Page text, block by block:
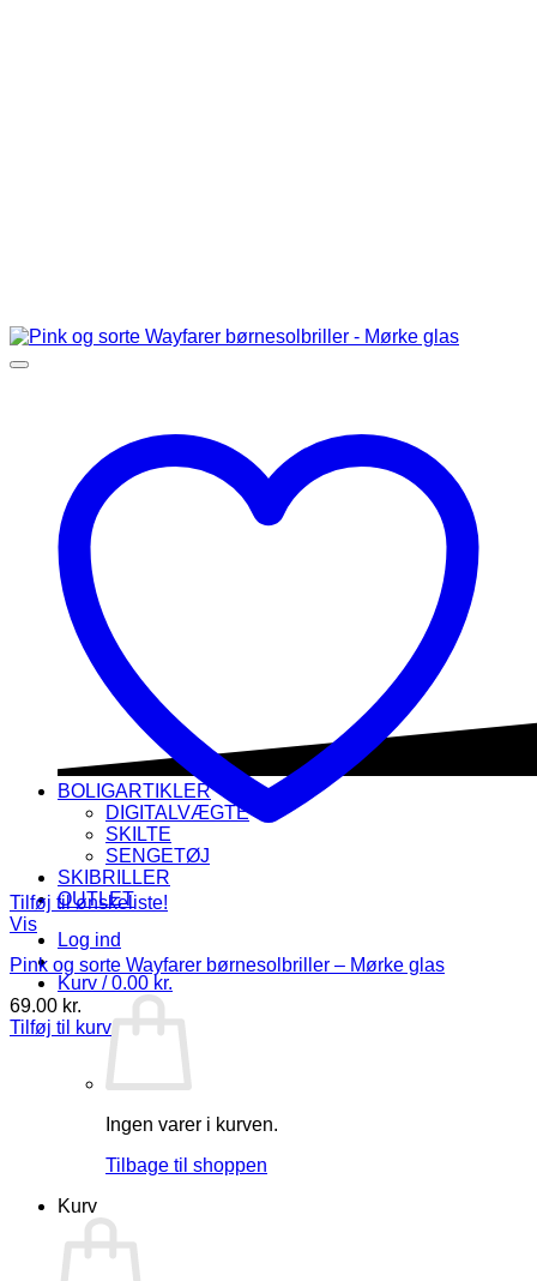
BOLIGARTIKLER
DIGITALVÆGTE
SKILTE
SENGETØJ
SKIBRILLER
OUTLET
Log ind
Kurv /0.00 kr.
Ingen varer i kurven.
Tilbage til shoppen
Kurv
Tilføj til ønskeliste!
Vis
Pink og sorte Wayfarer børnesolbriller – Mørke glas
69.00 kr.
Tilføj til kurv